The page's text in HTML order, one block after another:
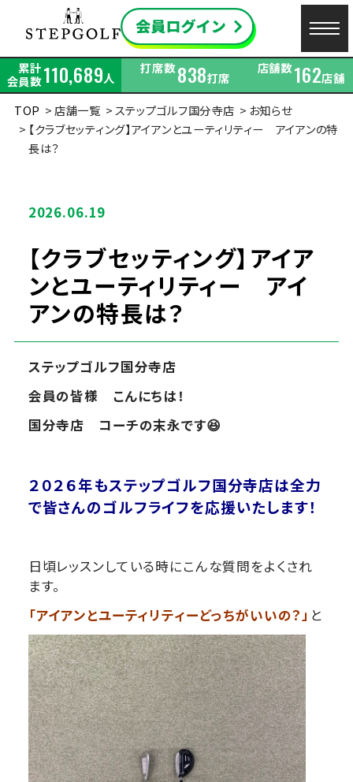
累計
会員数110,689人
打席数838打席
店舗数162店舗
TOP
店舗一覧 ステップゴルフ国分寺店
お知らせ
【クラブセッティング】アイアンとユーティリティー アイアンの特
長は？
2026.06.19
【クラブセッティング】アイア
ンとユーティリティー アイ
アンの特長は？
ステップゴルフ国分寺店
会員の皆様 こんにちは！
国分寺店 コーチの末永です😆
２０２６年もステップゴルフ国分寺店は全力
で皆さんのゴルフライフを応援いたします！
日頃レッスンしている時にこんな質問をよくされ
ます。
「アイアンとユーティリティーどっちがいいの？」 と